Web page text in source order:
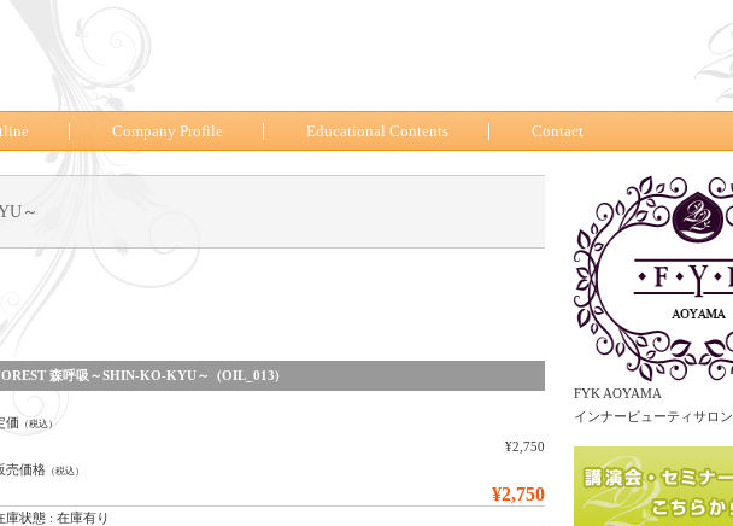
Company Profile Educational Contents Contact
～
森呼吸～SHIN-KO-KYU～ (OIL_013)
価 （税込）
¥2,750
売価格 （税込）
¥2,750
庫状態 : 在庫有り
FYK AOYAMA
インナービューティサロン